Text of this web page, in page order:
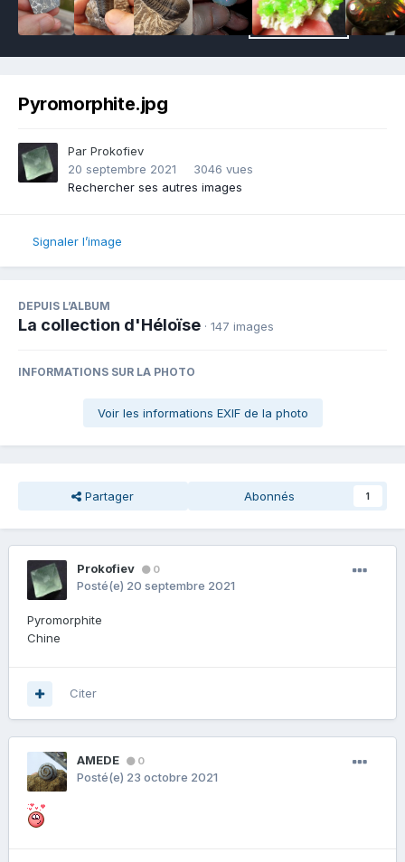
Pyromorphite.jpg
Par Prokofiev
20 septembre 2021
3046 vues
Rechercher ses autres images
Signaler l’image
DEPUIS L’ALBUM
La collection d'Héloïse · 147 images
INFORMATIONS SUR LA PHOTO
Voir les informations EXIF de la photo
Partager Abonnés 1
Prokofiev 0
Posté(e) 20 septembre 2021
Pyromorphite
Chine
Citer
AMEDE 0
Posté(e) 23 octobre 2021